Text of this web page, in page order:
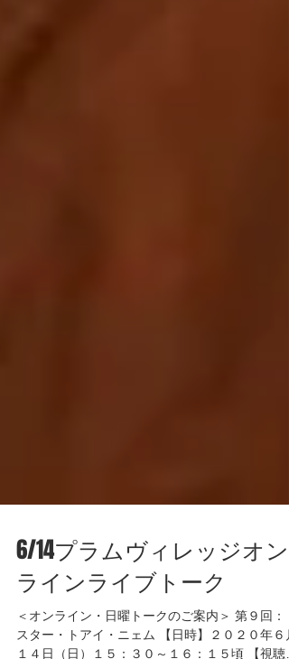
6/14プラムヴィレッジオン
ラインライブトーク
＜オンライン・日曜トークのご案内＞ 第９回：